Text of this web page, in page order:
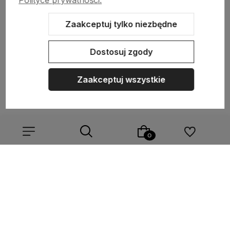
NASZA SELEKCJA
Sklep internetowy Shoper.pl Szablon Shoper Modern 3.0™
GrowCommerce
Zaakceptuj tylko niezbędne
Dostosuj zgody
Zaakceptuj wszystkie